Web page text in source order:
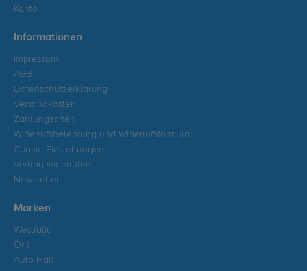
Konto
Informationen
Impressum
AGB
Datenschutzerklärung
Versandkosten
Zahlungsarten
Widerrufsbelehrung und Widerrufsformular
Cookie-Einstellungen
Vertrag widerrufen
Newsletter
Marken
Westfalia
Oris
Auto Hak